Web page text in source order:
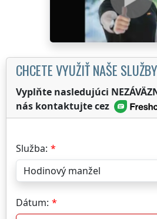
CHCETE VYUŽIŤ NAŠE
Vyplňte nasledujúci
nás kontaktujte cez
Služba:
Dátum: